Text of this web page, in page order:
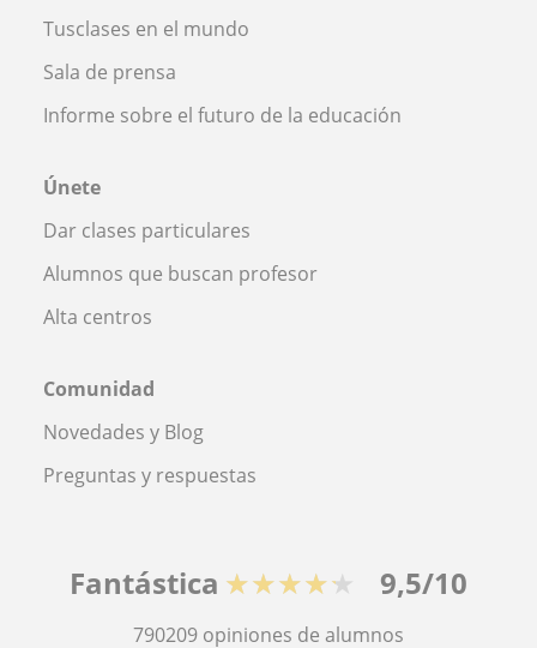
Tusclases en el mundo
Sala de prensa
Informe sobre el futuro de la educación
Únete
Dar clases particulares
Alumnos que buscan profesor
Alta centros
Comunidad
Novedades y Blog
Preguntas y respuestas
Fantástica ★★★★★ 9,5/10
790209 opiniones de alumnos